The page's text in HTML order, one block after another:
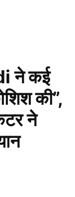
ने कई
की”,
ने